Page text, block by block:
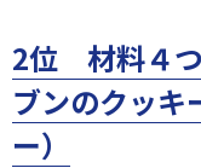
2位 材料４
ブンのクッキ
ー）